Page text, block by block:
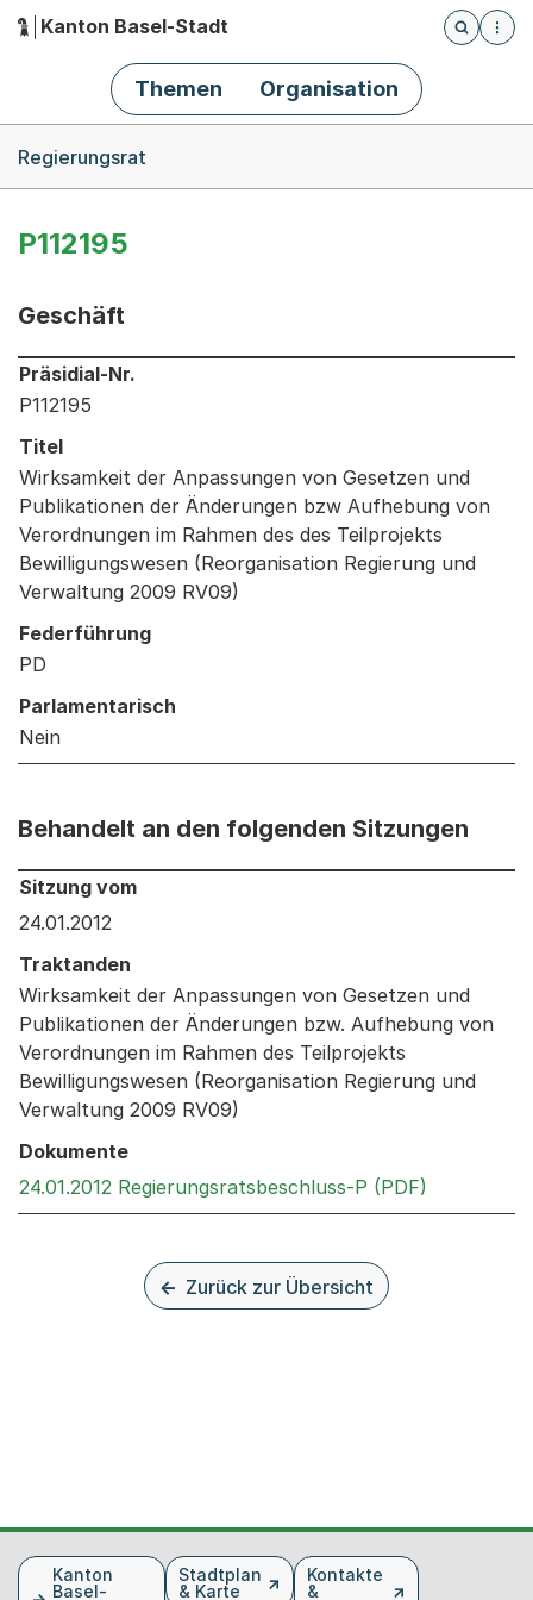
Hauptnavigation
Kanton Basel-Stadt
Öffnet
Themen Organisation
Regierungsrat
P112195
Geschäft
Informationen zum Ausgewählten Geschäft
Präsidial-Nr.
P112195
Titel
Wirksamkeit der Anpassungen von Gesetzen und
Publikationen der Änderungen bzw Aufhebung von
Verordnungen im Rahmen des des Teilprojekts
Bewilligungswesen (Reorganisation Regierung und
Verwaltung 2009 RV09)
Federführung
PD
Parlamentarisch
Nein
Behandelt an den folgenden Sitzungen
Behandelt an den folgenden Sitzungen: Informationen
Sitzung vom
24.01.2012
Traktanden
Wirksamkeit der Anpassungen von Gesetzen und
Publikationen der Änderungen bzw. Aufhebung von
Verordnungen im Rahmen des Teilprojekts
Bewilligungswesen (Reorganisation Regierung und
Verwaltung 2009 RV09)
Dokumente
24.01.2012 Regierungsratsbeschluss-P (PDF)
Zurück zur Übersicht
FusszeileKanton
Basel-
Stadtplan
& Karte
Kontakte
&